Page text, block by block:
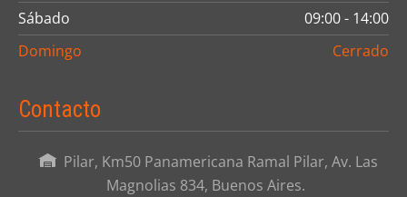
Sábado
09:00 - 14:00
Domingo
Cerrado
Contacto
Pilar, Km50 Panamericana Ramal Pilar, Av. Las
Magnolias 834, Buenos Aires.